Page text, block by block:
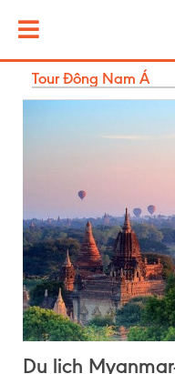
Tour Đông Nam Á
Du lịch